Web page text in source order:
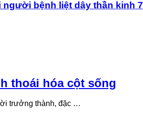
bệnh liệt dây thần kinh 7
thoái hóa cột sống
trưởng thành, đặc …